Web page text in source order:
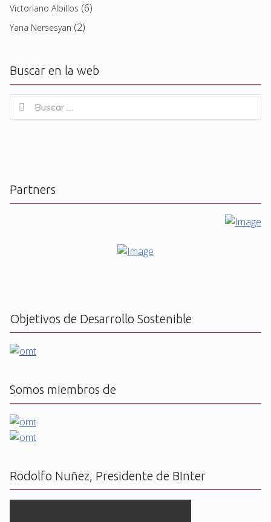
Victoriano Albillos (6)
Yana Nersesyan (2)
Buscar en la web
for:
Buscar
Partners
Objetivos de Desarrollo Sostenible
Somos miembros de
Rodolfo Nuñez, Presidente de BInter